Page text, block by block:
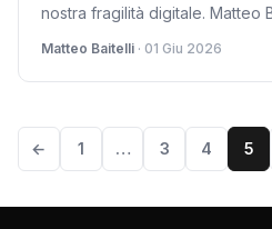
nostra fragilità digitale. Matteo
Matteo Baitelli · 01 Giu 2026
← 1 … 3 4 5